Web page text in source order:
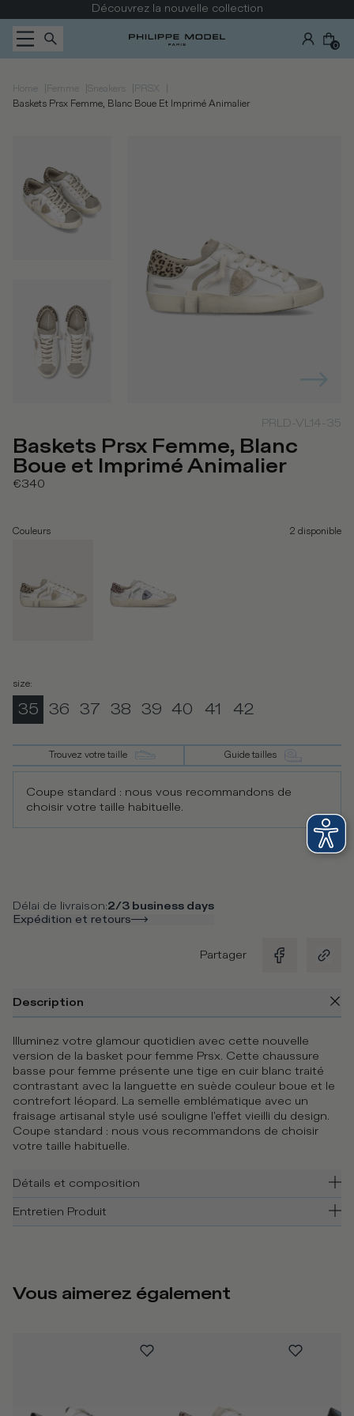
Passer au contenuDécouvrez la nouvelle collection
0
Home |Femme | Sneakers |PRSX |
Baskets Prsx Femme, Blanc Boue Et Imprimé Animalier
PRLD-VL14-35
Baskets Prsx Femme, Blanc
Boue et Imprimé Animalier
€340
Couleurs 2 disponible
size:
35 36 37 38 39 40 41 42
Trouvez votre taille Guide tailles
Coupe standard : nous vous recommandons de
choisir votre taille habituelle.
Délai de livraison:2/3 business days
Expédition et retours
Partager
Description
Illuminez votre glamour quotidien avec cette nouvelle
version de la basket pour femme Prsx. Cette chaussure
basse pour femme présente une tige en cuir blanc traité
contrastant avec la languette en suède couleur boue et le
contrefort léopard. La semelle emblématique avec un
fraisage artisanal style usé souligne l'effet vieilli du design.
Coupe standard : nous vous recommandons de choisir
votre taille habituelle.
Détails et composition
Entretien Produit
Vous aimerez également